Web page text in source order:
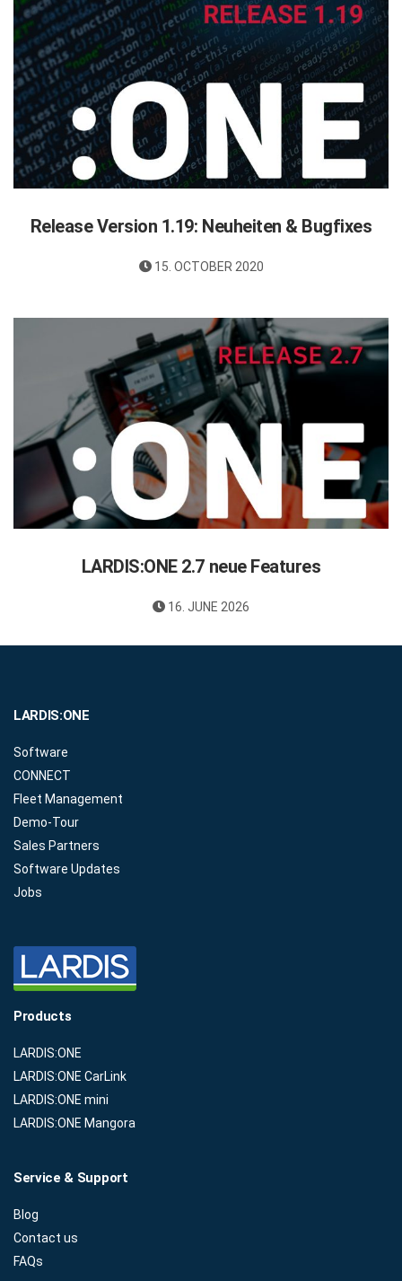
Release Version 1.19: Neuheiten & Bugfixes
15. OCTOBER 2020
LARDIS:ONE 2.7 neue Features
16. JUNE 2026
LARDIS:ONE
Software
CONNECT
Fleet Management
Demo-Tour
Sales Partners
Software Updates
Jobs
Products
LARDIS:ONE
LARDIS:ONE CarLink
LARDIS:ONE mini
LARDIS:ONE Mangora
Service & Support
Blog
Contact us
FAQs